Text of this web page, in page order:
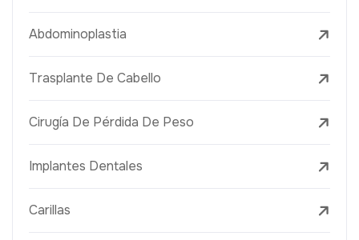
Abdominoplastia
Trasplante De Cabello
Cirugía De Pérdida De Peso
Implantes Dentales
Carillas